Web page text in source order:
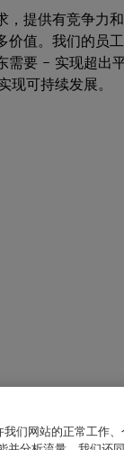
，提供有竞争力
价值。我们的员
需要 – 实现超出
现可持续发展。
们网站的正常工作